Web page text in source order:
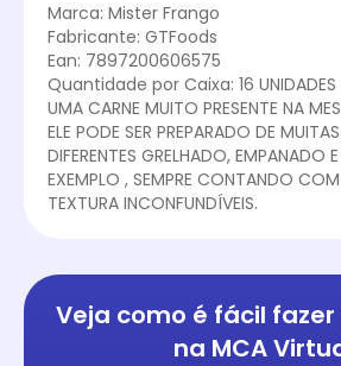
Marca: Mister Frango
Fabricante: GTFoods
Ean: 7897200606575
Quantidade por Caixa: 16 UNIDADES
UMA CARNE MUITO PRESENTE NA
ELE PODE SER PREPARADO DE
DIFERENTES GRELHADO, EMPANADO
EXEMPLO , SEMPRE CONTANDO
TEXTURA INCONFUNDÍVEIS.
Veja como é fácil
na MCA